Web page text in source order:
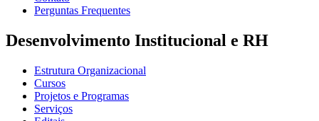
Perguntas Frequentes
Desenvolvimento Institucional e RH
Estrutura Organizacional
Cursos
Projetos e Programas
Serviços